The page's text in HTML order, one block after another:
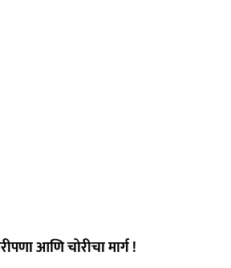
आणि चोरीचा मार्ग !